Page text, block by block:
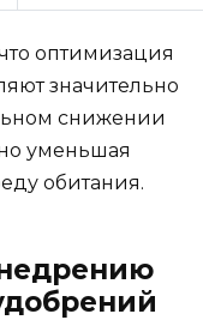
оптимизация
значительно
снижении
уменьшая
обитания.